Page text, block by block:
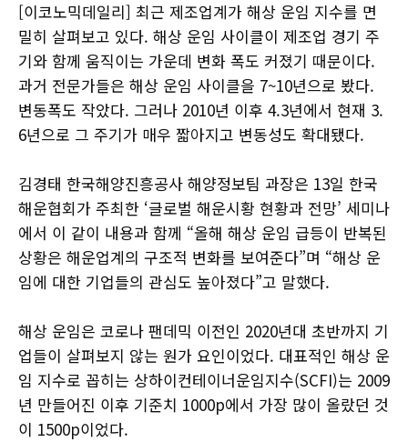
[이코노믹데일리] 최근 제조업계가 해상 운임 지수를 면
밀히 살펴보고 있다. 해상 운임 사이클이 제조업 경기 주
기와 함께 움직이는 가운데 변화 폭도 커졌기 때문이다.
과거 전문가들은 해상 운임 사이클을 7~10년으로 봤다.
변동폭도 작았다. 그러나 2010년 이후 4.3년에서 현재 3.
6년으로 그 주기가 매우 짧아지고 변동성도 확대됐다.
김경태 한국해양진흥공사 해양정보팀 과장은 13일 한국
해운협회가 주최한 ‘글로벌 해운시황 현황과 전망’ 세미나
에서 이 같이 내용과 함께 “올해 해상 운임 급등이 반복된
상황은 해운업계의 구조적 변화를 보여준다”며 “해상 운
임에 대한 기업들의 관심도 높아졌다”고 말했다.
해상 운임은 코로나 팬데믹 이전인 2020년대 초반까지 기
업들이 살펴보지 않는 원가 요인이었다. 대표적인 해상 운
임 지수로 꼽히는 상하이컨테이너운임지수(SCFI)는 2009
년 만들어진 이후 기준치 1000p에서 가장 많이 올랐던 것
이 1500p이었다.